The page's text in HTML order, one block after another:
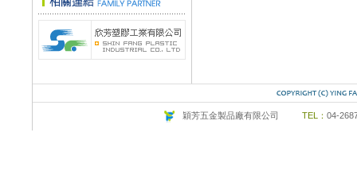
穎芳五金製品廠有限公司 TEL： 04-